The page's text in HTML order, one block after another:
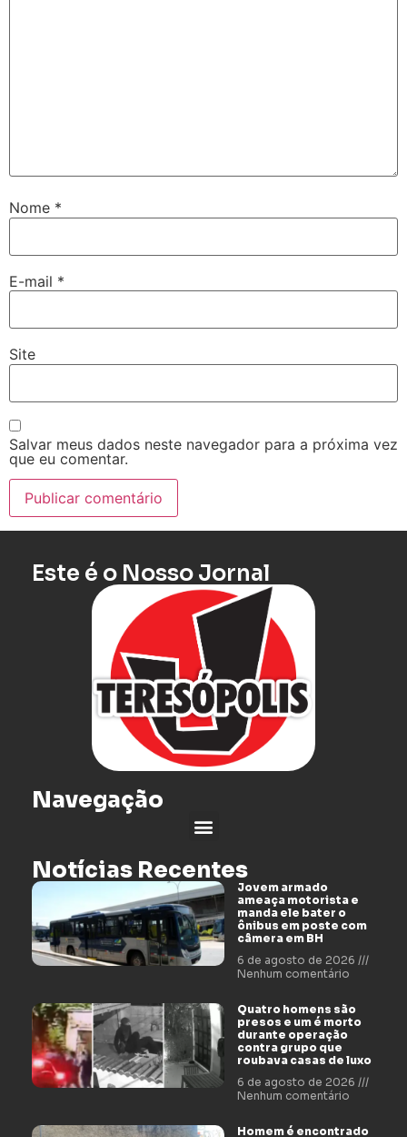
Nome *
E-mail *
Site
Salvar meus dados neste navegador para a próxima vez
que eu comentar.
Este é o Nosso Jornal
Navegação
Notícias Recentes
Jovem armado
ameaça motorista e
manda ele bater o
ônibus em poste com
câmera em BH
6 de agosto de 2026
Nenhum comentário
Quatro homens são
presos e um é morto
durante operação
contra grupo que
roubava casas de luxo
6 de agosto de 2026
Nenhum comentário
Homem é encontrado